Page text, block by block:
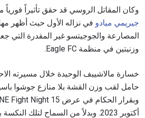
وكان المقاتل الروسي قد حقق تأثيراً
جيريمي ميادو في نزاله الأول حيث أظهر
المصارعة والجوجيتسو غير المقدرة التي
وزنيتين في منظمة Eagle FC.
خسارة مالاشييف الوحيدة خلال مسيرته
حامل لقب وزن القشة بلا منازع جوشوا
أكتوبر 2023. وبدلاً من السماح لتلك